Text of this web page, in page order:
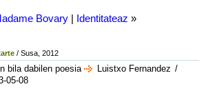
Bovary| Identitateaz »
/ Susa, 2012
bila dabilen poesia Luistxo Fernandez /
05-08